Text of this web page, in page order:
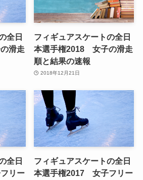
全日
滑走
フィギュアスケートの全日
本選手権2018 女子の滑走
順と結果の速報
2018年12月21日
全日
リー
フィギュアスケートの全日
本選手権2017 女子フリー